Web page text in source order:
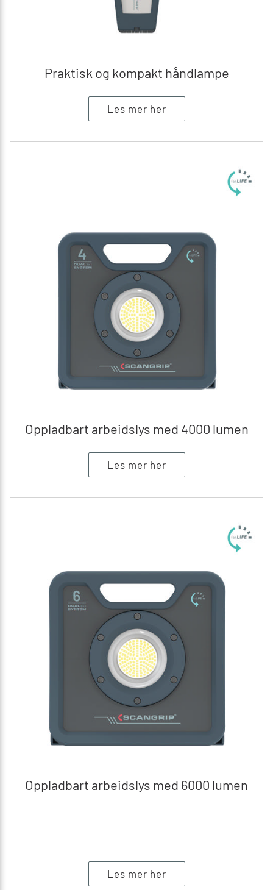
Praktisk og kompakt håndlampe
Les mer her
Oppladbart arbeidslys med 4000 lumen
Les mer her
Oppladbart arbeidslys med 6000 lumen
Les mer her